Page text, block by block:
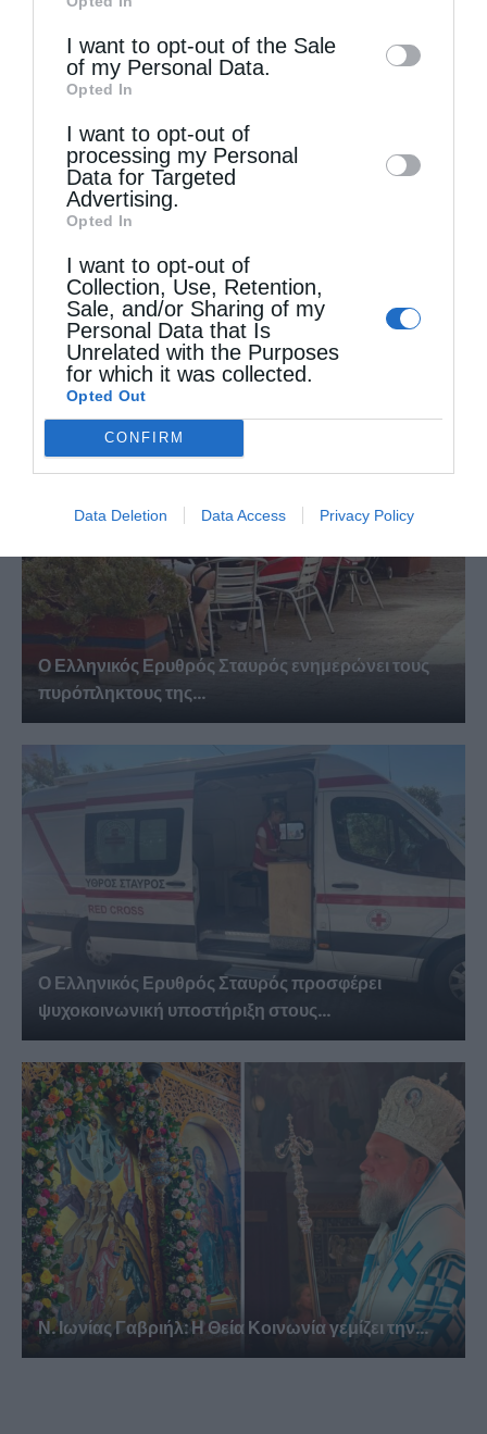
of downstream participants. This
information may also be disclosed by us to
third parties on theIAB’s List of
Downstream Participants
disclose it to other third parties.
I want to opt-out of the Sale
of my Personal Data.
Opted In
I want to opt-out of
processing my Personal
Data for Targeted
Advertising.
Opted In
I want to opt-out of
Collection, Use, Retention,
Sale, and/or Sharing of my
Personal Data that Is
Unrelated with the Purposes
for which it was collected.
Opted Out
CONFIRM
Data Deletion Data Access Privacy Policy
Η Εορτή της Μεταμορφώσεως στη Σάμο
Ιερά Παράκληση στον οικισμό Κατσαρού
Ο Ελληνικός Ερυθρός Σταυρός ενημερώνει τους
πυρόπληκτους της...
Ο Ελληνικός Ερυθρός Σταυρός προσφέρει
ψυχοκοινωνική υποστήριξη στους...
Ν. Ιωνίας Γαβριήλ: Η Θεία Κοινωνία γεμίζει την...